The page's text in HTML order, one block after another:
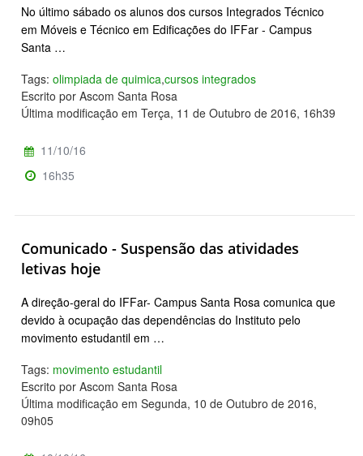
No último sábado os alunos dos cursos Integrados Técnico
em Móveis e Técnico em Edificações do IFFar - Campus
Santa …
Tags: olimpiada de quimica,cursos integrados
Escrito por Ascom Santa Rosa
Última modificação em Terça, 11 de Outubro de 2016, 16h39
11/10/16
16h35
Comunicado - Suspensão das atividades
letivas hoje
A direção-geral do IFFar- Campus Santa Rosa comunica que
devido à ocupação das dependências do Instituto pelo
movimento estudantil em …
Tags: movimento estudantil
Escrito por Ascom Santa Rosa
Última modificação em Segunda, 10 de Outubro de 2016,
09h05